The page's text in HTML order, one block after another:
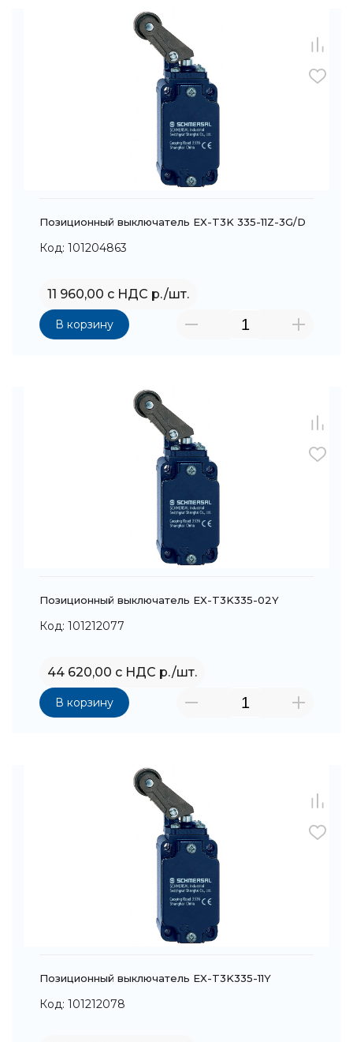
Позиционный выключатель EX-T3K 335-11Z-3G/D
Код: 101204863
11 960,00 с НДС р./шт.
В корзину
Позиционный выключатель EX-T3K335-02Y
Код: 101212077
44 620,00 с НДС р./шт.
В корзину
Позиционный выключатель EX-T3K335-11Y
Код: 101212078